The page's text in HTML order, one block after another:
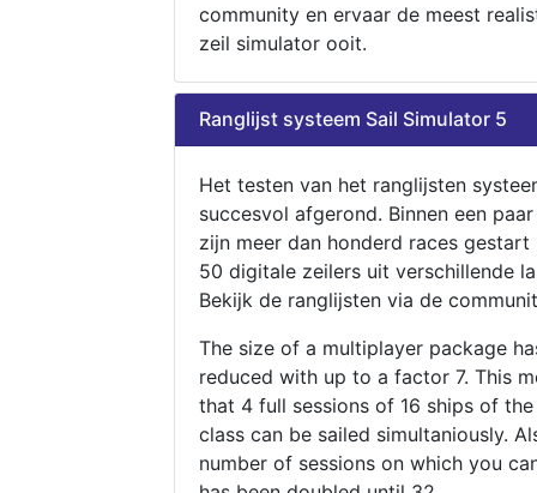
community en ervaar de meest
zeil simulator ooit.
Ranglijst systeem Sail Simulator 5
Het testen van het ranglijsten
succesvol afgerond. Binnen een
zijn meer dan honderd races gestart
50 digitale zeilers uit verschillende
Bekijk de ranglijsten via de
The size of a multiplayer package
reduced with up to a factor 7. This
that 4 full sessions of 16 ships of
class can be sailed simultaniously.
number of sessions on which you